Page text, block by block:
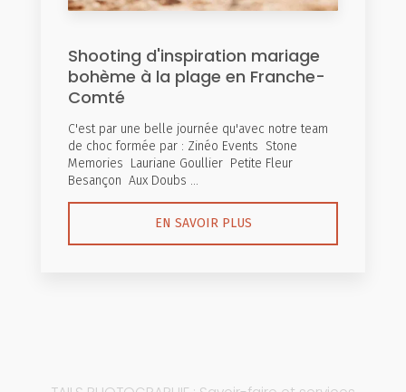
Shooting d'inspiration mariage
bohème à la plage en Franche-
Comté
C'est par une belle journée qu'avec notre team
de choc formée par : Zinéo Events Stone
Memories Lauriane Goullier Petite Fleur
Besançon Aux Doubs ...
EN SAVOIR PLUS